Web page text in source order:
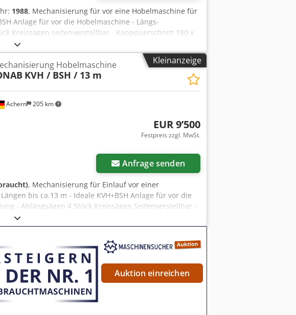
1988, Mechanisierung für vor eine Hobelmaschine für
Anlage für vor die Hobelmaschine - Längs-
Kreissägen seitenverstellbar - Kappquerschnitt 180 x
Bedienperson ist ausreichend
Kleinanzeige
Achern 205 km
Hobelmaschine
KVH / BSH / 13 m
EUR 9’500
Festpreis zzgl. MwSt.
Anfrage senden
, Mechanisierung für Einlauf vor einer
bis ca.13 m - Ideale KVH+BSH Anlage für vor die
- Ablängsägen 4 Stück Kreissägen Seitenverstellbar -
Ah Nekr - 1 Bedienperson ist ausreichend
Auktion einreichen